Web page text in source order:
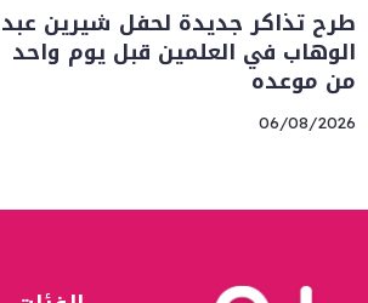
طرح تذاكر جديدة لحفل شيرين عبد
الوهاب في العلمين قبل يوم واحد
من موعده
06/08/2026